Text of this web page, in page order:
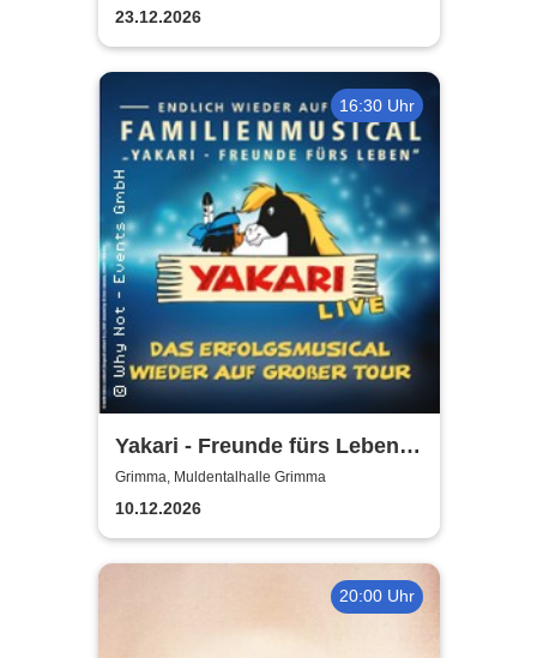
23.12.2026
16:30 Uhr
Yakari - Freunde fürs Leben -
Das Musical für die ganze
Familie
Grimma, Muldentalhalle Grimma
10.12.2026
20:00 Uhr